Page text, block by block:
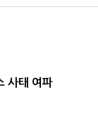
사태 여파